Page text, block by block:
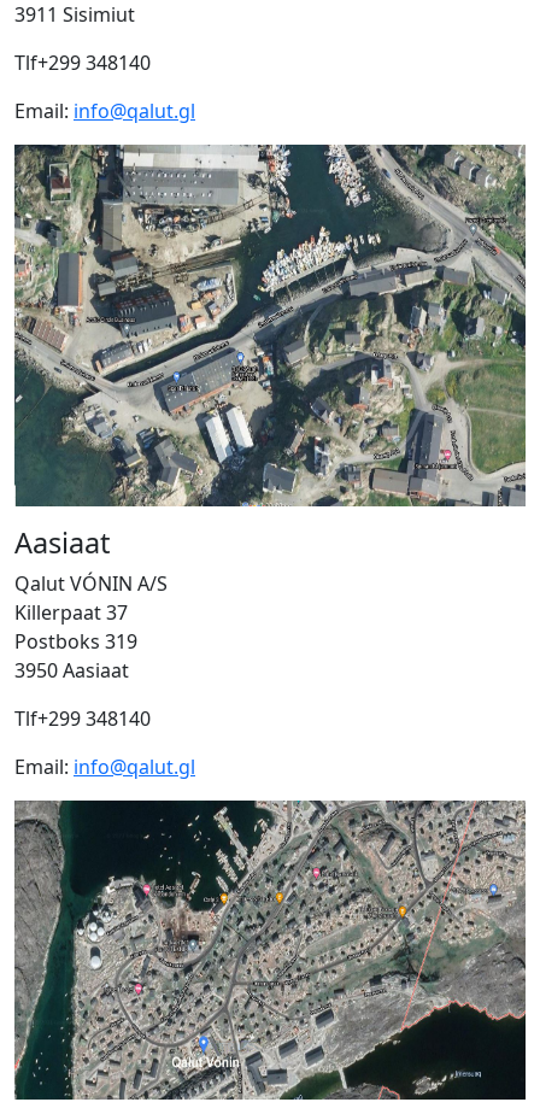
3911 Sisimiut
Tlf+299 348140
Email: info@qalut.gl
Aasiaat
Qalut VÓNIN A/S
Killerpaat 37
Postboks 319
3950 Aasiaat
Tlf+299 348140
Email: info@qalut.gl